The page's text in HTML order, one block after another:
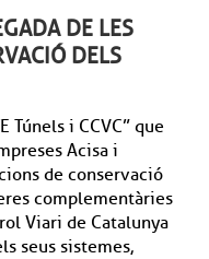
DE LES
DELS
Túnels i CCVC” que
Acisa i
de conservació
complementàries
Viari de Catalunya
seus sistemes,